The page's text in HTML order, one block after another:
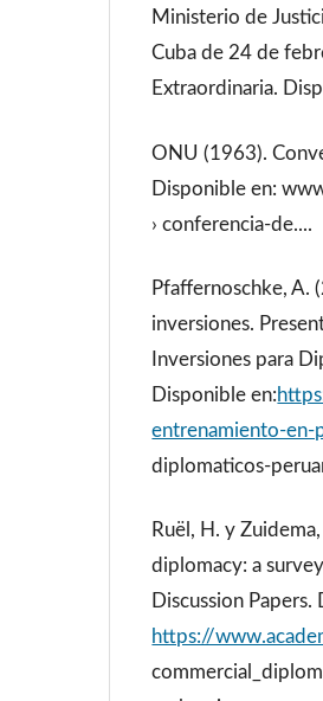
Ministerio de
Cuba de 24 de
Extraordinaria.
ONU (1963).
Disponible en:
› conferencia-de....
Pfaffernoschke, A.
inversiones.
Inversiones para
Disponible en:
entrenamiento-en-
diplomaticos-
Ruël, H. y
diplomacy: a
Discussion
https://